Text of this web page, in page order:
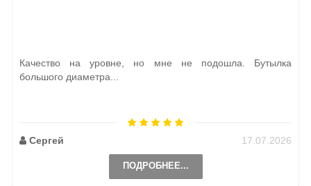
Качество на уровне, но мне не подошла. Бутылка
большого диаметра...
Сергей 17.07.2026
ПОДРОБНЕЕ...